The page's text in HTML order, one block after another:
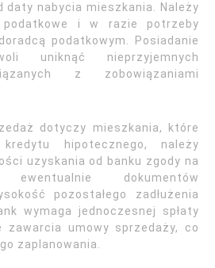
daty nabycia mieszkania. Należy
podatkowe i w razie potrzeby
podatkowym. Posiadanie
uniknąć nieprzyjemnych
z zobowiązaniami
dotyczy mieszkania, które
hipotecznego, należy
uzyskania od banku zgody na
dokumentów
pozostałego zadłużenia
wymaga jednoczesnej spłaty
zawarcia umowy sprzedaży, co
zaplanowania.